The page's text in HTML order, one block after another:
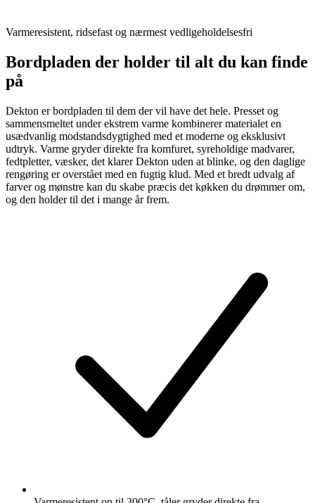
Varmeresistent, ridsefast og nærmest vedligeholdelsesfri
Bordpladen der holder til alt du kan finde
på
Dekton er bordpladen til dem der vil have det hele. Presset og
sammensmeltet under ekstrem varme kombinerer materialet en
usædvanlig modstandsdygtighed med et moderne og eksklusivt
udtryk. Varme gryder direkte fra komfuret, syreholdige madvarer,
fedtpletter, væsker, det klarer Dekton uden at blinke, og den daglige
rengøring er overstået med en fugtig klud. Med et bredt udvalg af
farver og mønstre kan du skabe præcis det køkken du drømmer om,
og den holder til det i mange år frem.